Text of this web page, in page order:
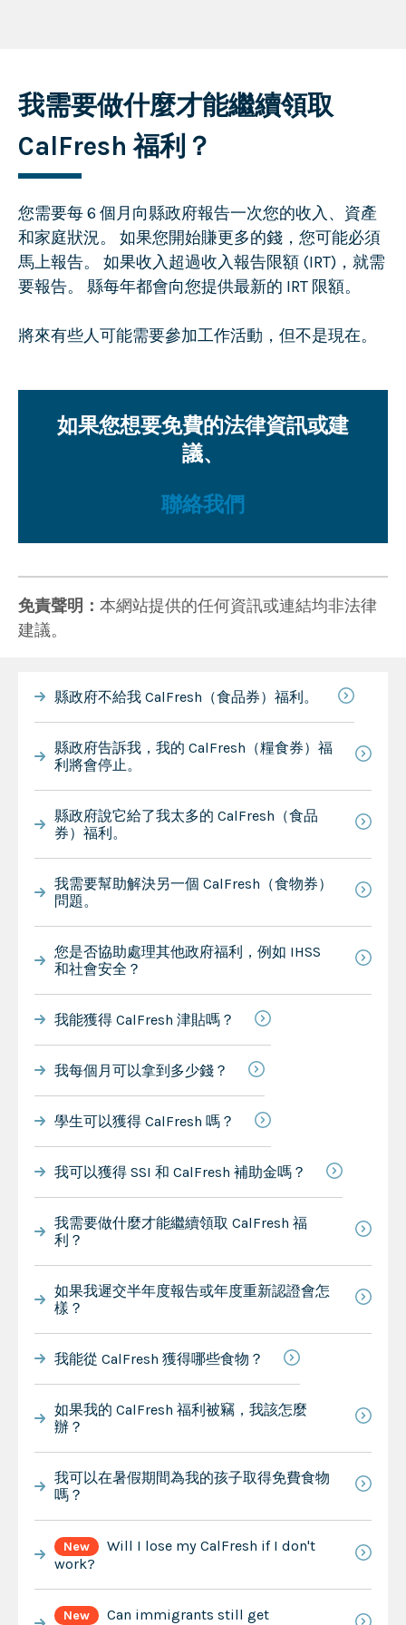
我需要做什麼才能繼續領取
CalFresh 福利？
您需要每 6 個月向縣政府報告一次您的收入、資產
和家庭狀況。 如果您開始賺更多的錢，您可能必須
馬上報告。 如果收入超過收入報告限額 (IRT)，就需
要報告。 縣每年都會向您提供最新的 IRT 限額。
將來有些人可能需要參加工作活動，但不是現在。
如果您想要免費的法律資訊或建
議、
聯絡我們
免責聲明： 本網站提供的任何資訊或連結均非法律
建議。
縣政府不給我 CalFresh（食品券）福利。
縣政府告訴我，我的 CalFresh（糧食券）福
利將會停止。
縣政府說它給了我太多的 CalFresh（食品
券）福利。
我需要幫助解決另一個 CalFresh（食物券）
問題。
您是否協助處理其他政府福利，例如 IHSS
和社會安全？
我能獲得 CalFresh 津貼嗎？
我每個月可以拿到多少錢？
學生可以獲得 CalFresh 嗎？
我可以獲得 SSI 和 CalFresh 補助金嗎？
我需要做什麼才能繼續領取 CalFresh 福
利？
如果我遲交半年度報告或年度重新認證會怎
樣？
我能從 CalFresh 獲得哪些食物？
如果我的 CalFresh 福利被竊，我該怎麼
辦？
我可以在暑假期間為我的孩子取得免費食物
嗎？
New
Will I lose my CalFresh if I don't
work?
New
Can immigrants still get